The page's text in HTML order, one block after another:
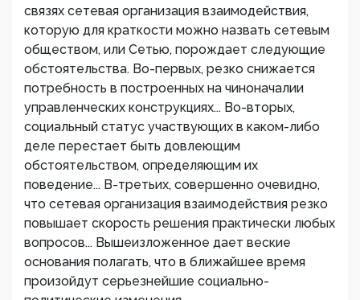
связях сетевая организация взаимодействия,
которую для краткости можно назвать сетевым
обществом, или Сетью, порождает следующие
обстоятельства. Во-первых, резко снижается
потребность в построенных на чиноначалии
управленческих конструкциях... Во-вторых,
социальный статус участвующих в каком-либо
деле перестает быть довлеющим
обстоятельством, определяющим их
поведение... В-третьих, совершенно очевидно,
что сетевая организация взаимодействия резко
повышает скорость решения практически любых
вопросов... Вышеизложенное дает веские
основания полагать, что в ближайшее время
произойдут серьезнейшие социально-